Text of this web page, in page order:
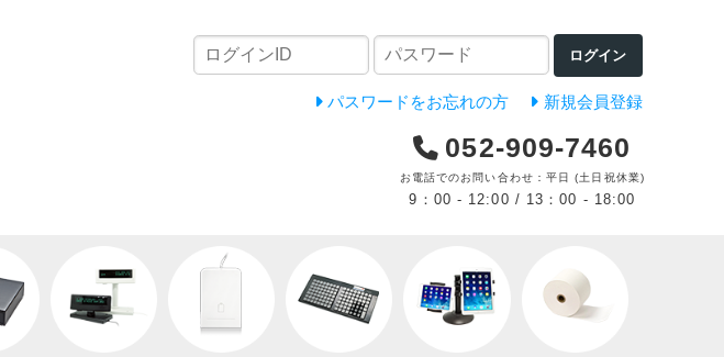
ログイン
パスワードをお忘れの方 新規会員登録
052-909-7460
お電話でのお問い合わせ：平日 (土日祝休業)
9：00 - 12:00 / 13：00 - 18:00